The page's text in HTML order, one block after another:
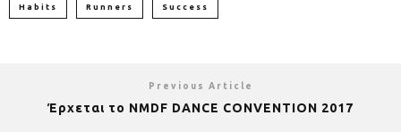
Habits Runners Success
Previous Article
Έρχεται το NMDF DANCE CONVENTION 2017